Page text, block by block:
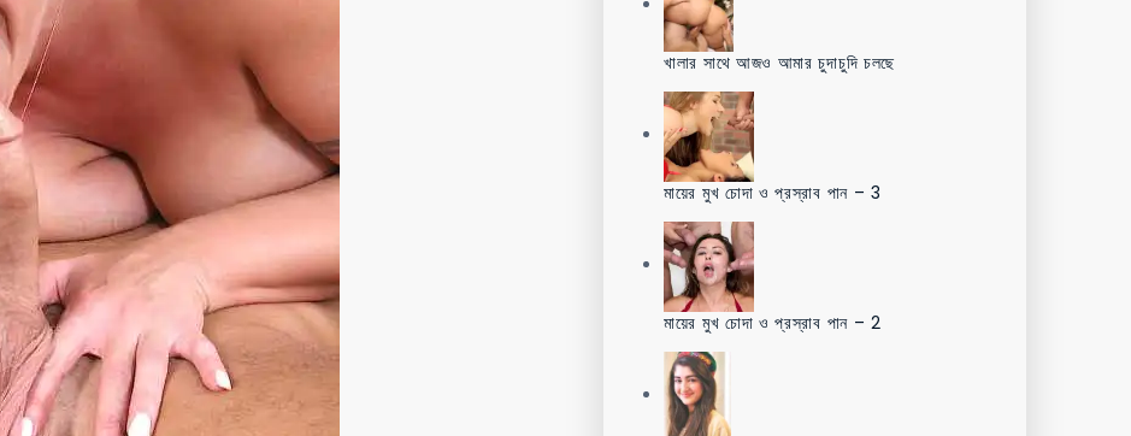
খালার সাথে আজও আমার চুদাচুদি চলছে
মায়ের মুখ চোদা ও প্রস্রাব পান – 3
মায়ের মুখ চোদা ও প্রস্রাব পান – 2